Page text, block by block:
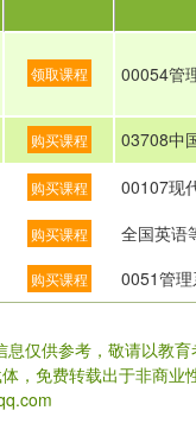
领取课程 00054管
购买课程 03708中
购买课程 00107现
购买课程 全国英语
购买课程 0051管
仅供参考，敬请以教育
，免费转载出于非商